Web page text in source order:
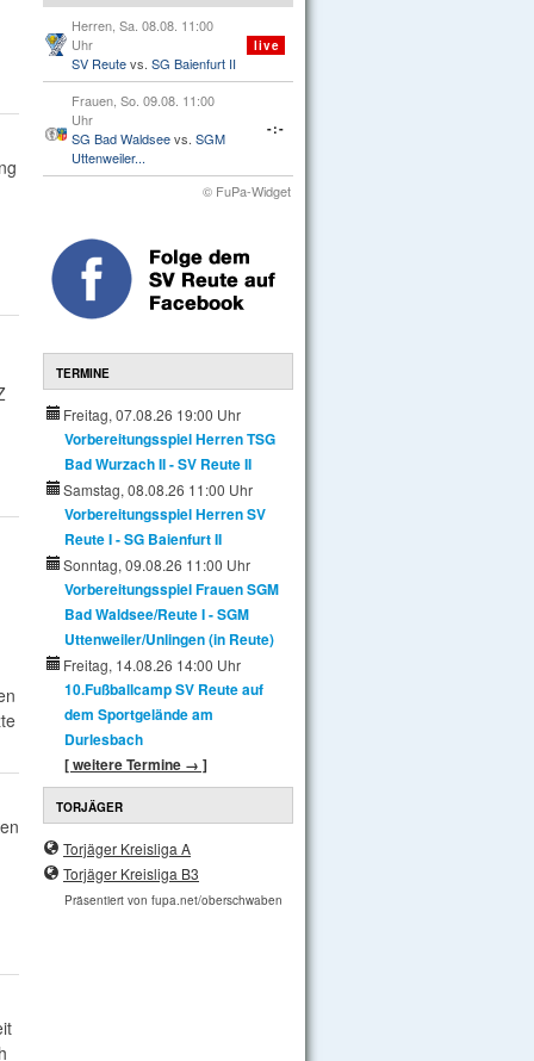
Herren, Sa. 08.08. 11:00
Uhr
SV Reutevs. SG Baienfurt II
live
Frauen, So. 09.08. 11:00
Uhr
SG Bad Waldseevs. SGM
Uttenweiler...
-:-
© FuPa-Widget
TERMINE
Freitag, 07.08.26 19:00 Uhr
Vorbereitungsspiel Herren TSG
Bad Wurzach II - SV Reute II
Samstag, 08.08.26 11:00 Uhr
Vorbereitungsspiel Herren SV
Reute I - SG Baienfurt II
Sonntag, 09.08.26 11:00 Uhr
Vorbereitungsspiel Frauen SGM
Bad Waldsee/Reute I - SGM
Uttenweiler/Unlingen (in Reute)
Freitag, 14.08.26 14:00 Uhr
10.Fußballcamp SV Reute auf
dem Sportgelände am
Durlesbach
[ weitere Termine → ]
TORJÄGER
Torjäger Kreisliga A
Torjäger Kreisliga B3
Präsentiert von fupa.net/oberschwaben